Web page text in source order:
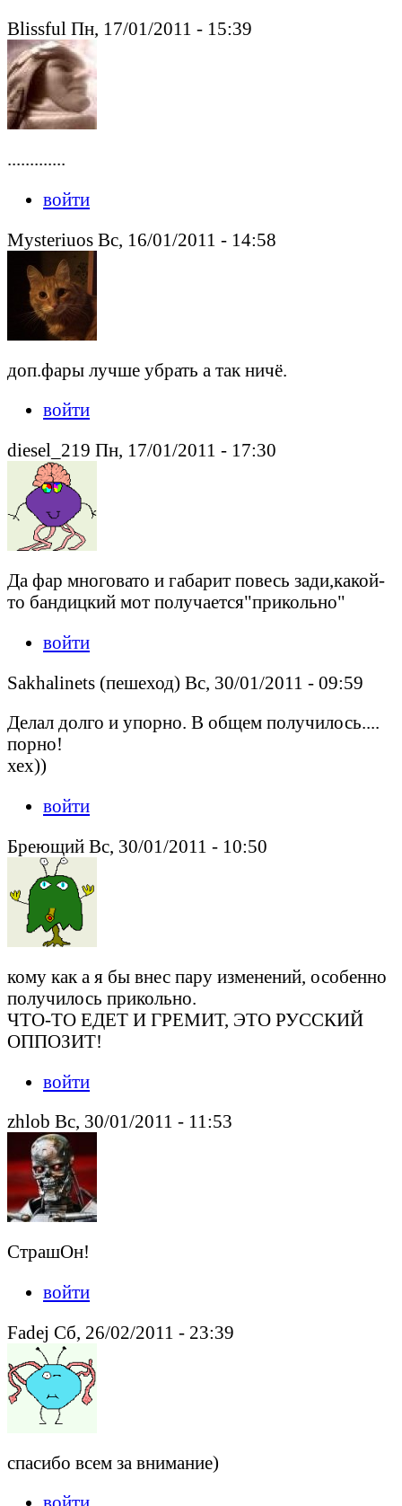
Blissful Пн, 17/01/2011 - 15:39
.............
войти
Mysteriuos Вс, 16/01/2011 - 14:58
доп.фары лучше убрать а так ничё.
войти
diesel_219 Пн, 17/01/2011 - 17:30
Да фар многовато и габарит повесь зади,какой-
то бандицкий мот получается"прикольно"
войти
Sakhalinets (пешеход) Вс, 30/01/2011 - 09:59
Делал долго и упорно. В общем получилось....
порно!
хех))
войти
Бреющий Вс, 30/01/2011 - 10:50
кому как а я бы внес пару изменений, особенно
получилось прикольно.
ЧТО-ТО ЕДЕТ И ГРЕМИТ, ЭТО РУССКИЙ
ОППОЗИТ!
войти
zhlob Вс, 30/01/2011 - 11:53
СтрашОн!
войти
Fadej Сб, 26/02/2011 - 23:39
спасибо всем за внимание)